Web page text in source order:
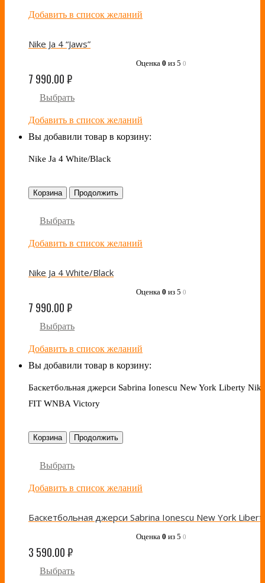
Добавить в список желаний
Nike Ja 4 “Jaws”
Оценка 0 из 5 0
7 990.00₽
Выбрать
Добавить в список желаний
Вы добавили товар в корзину:
Nike Ja 4 White/Black
Корзина Продолжить
Выбрать
Добавить в список желаний
Nike Ja 4 White/Black
Оценка 0 из 5 0
7 990.00₽
Выбрать
Добавить в список желаний
Вы добавили товар в корзину:
Баскетбольная джерси Sabrina Ionescu New York Liberty
FIT WNBA Victory
Корзина Продолжить
Выбрать
Добавить в список желаний
Оценка 0 из 5 0
3 590.00₽
Выбрать